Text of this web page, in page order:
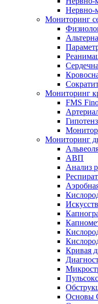
Нервно-
Мониторинг
Мониторинг
FMS
Мониторинг
АВП
Анализ
Кривая
Основы